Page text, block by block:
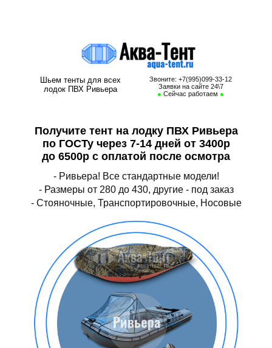
Шьем тенты для всех
лодок ПВХ Ривьера
Звоните: +7(995)099-33-12
Заявки на сайте 24\7
● Сейчас работаем ●
Получите тент на лодку ПВХ Ривьера
по ГОСТу через 7-14 дней от 3400р
до 6500р с оплатой после осмотра
- Ривьера! Все стандартные модели!
- Размеры от 280 до 430, другие - под заказ
- Стояночные, Транспортировочные, Носовые